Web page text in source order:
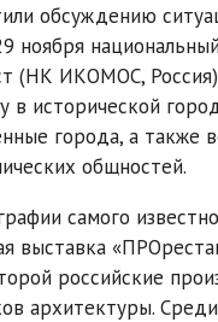
обсуждению
ноября
(НК ИКОМОС,
в исторической
города, а также
общностей.
самого
выставка
российские
архитектуры.